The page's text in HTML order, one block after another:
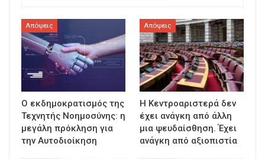
Απόψεις
Ο εκδημοκρατισμός της
Τεχνητής Νοημοσύνης: η
μεγάλη πρόκληση για
την Αυτοδιοίκηση
Απόψεις
Η Κεντροαριστερά δεν
έχει ανάγκη από άλλη
μια ψευδαίσθηση. Έχει
ανάγκη από αξιοπιστία